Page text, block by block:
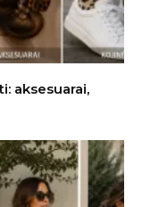
aksesuarai,